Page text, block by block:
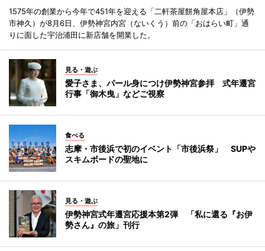
1575年の創業から今年で451年を迎える「二軒茶屋餅角屋本店」（伊勢
市神久）が8月6日、伊勢神宮内宮（ないくう）前の「おはらい町」通
りに面した宇治浦田に新店舗を開業した。
見る・遊ぶ
愛子さま、パール身につけ伊勢神宮参拝 式年遷宮
行事「御木曳」などご視察
食べる
志摩・市後浜で初のイベント「市後浜祭」 SUPや
スキムボードの聖地に
見る・遊ぶ
伊勢神宮式年遷宮応援本第2弾 「私に還る『お伊
勢さん』の旅」刊行